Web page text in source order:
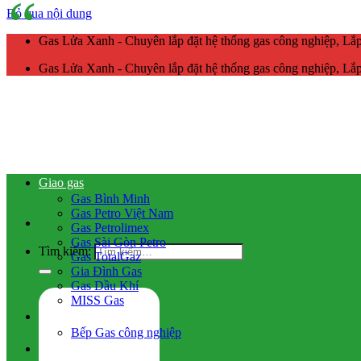
Bỏ qua nội dung
Gas Lửa Xanh - Chuyên lắp đặt hệ thống gas công nghiệp,
Gas Lửa Xanh - Chuyên lắp đặt hệ thống gas công nghiệp,
Tìm kiếm:
Giao gas
Gas Bình Minh
Gas Petro Việt Nam
Gas Petrolimex
Gas Sài Gòn Petro
Gas TotalGaz
Gia Đình Gas
Gas Dầu Khí
MISS Gas
Bếp Gas công nghiệp